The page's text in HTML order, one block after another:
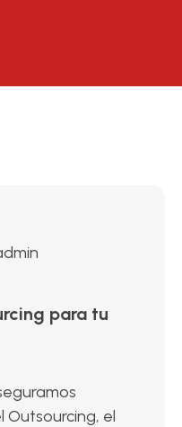
para tu
el